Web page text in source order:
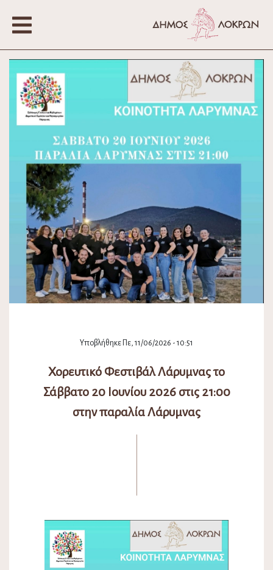
Υποβλήθηκε Πε, 11/06/2026 - 10:51
Χορευτικό Φεστιβάλ Λάρυμνας το
Σάββατο 20 Ιουνίου 2026 στις 21:00
στην παραλία Λάρυμνας